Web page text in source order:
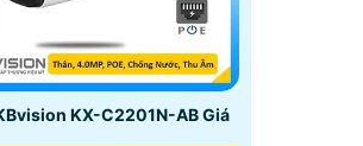
KX-C2201N-AB Giá